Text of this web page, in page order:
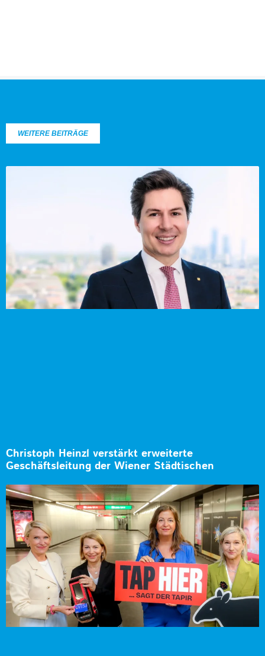
WEITERE BEITRÄGE
Christoph Heinzl verstärkt erweiterte
Geschäftsleitung der Wiener Städtischen